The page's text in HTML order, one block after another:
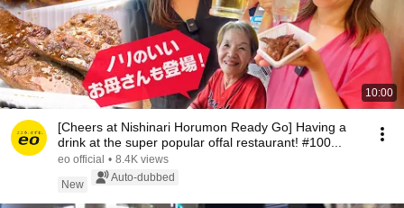
10:00
[Cheers at Nishinari Horumon Ready Go] Having a
drink at the super popular offal restaurant! #100...
eo official • 8.4K views
New
Auto-dubbed